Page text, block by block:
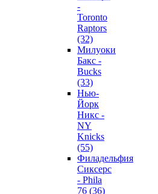
-
Toronto
Raptors
(32)
Милуоки
Бакс -
Bucks
(33)
Нью-
Йорк
Никс -
NY
Knicks
(55)
Филадельфия
Сиксерс
- Phila
76 (36)